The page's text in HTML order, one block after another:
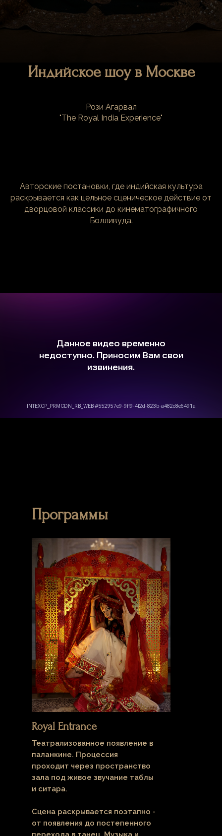
Индийское шоу в Москве
Рози Агарвал
"The Royal India Experience"
Авторские постановки, где индийская культура
раскрывается как цельное сценическое действие от
дворцовой классики до кинематографичного
Болливуда.
Zero
Театрализованное появление в
паланкине. Процессия
проходит через пространство
зала под живое звучание таблы
и ситара.
Сцена раскрывается поэтапно -
от появления до постепенного
Royal Entrance
Программы